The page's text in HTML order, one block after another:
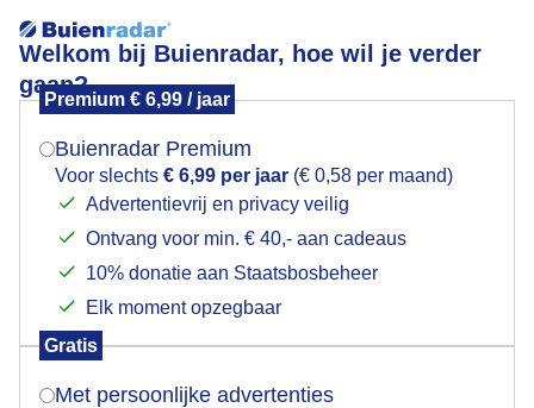
Welkom bij Buienradar, hoe wil je verder
gaan?
Premium € 6,99 / jaar
Buienradar Premium
Voor slechts € 6,99 per jaar (€ 0,58 per maand)
Advertentievrij en privacy veilig
Ontvang voor min. € 40,- aan cadeaus
10% donatie aan Staatsbosbeheer
Elk moment opzegbaar
Gratis
Met persoonlijke advertenties
Aangenaam aan zee
Mogen we je locatie gebruiken voor het
Indien je hier nog geen akkoord op hebt gegeven,
verschijnt er zo een pop-up uit je browser waarin
Is goed, toon de popup